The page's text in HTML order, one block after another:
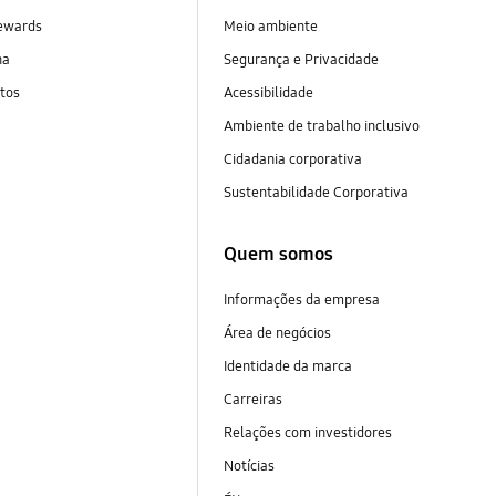
Meio ambiente
Segurança e Privacidade
Acessibilidade
Ambiente de trabalho inclusivo
Cidadania corporativa
Sustentabilidade Corporativa
Quem somos
Informações da empresa
Área de negócios
Identidade da marca
Carreiras
Relações com investidores
Notícias